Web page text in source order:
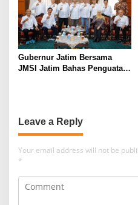
Gubernur Jatim Bersama
JMSI Jatim Bahas Penguatan
Leave a Reply
Your email address will not be
*